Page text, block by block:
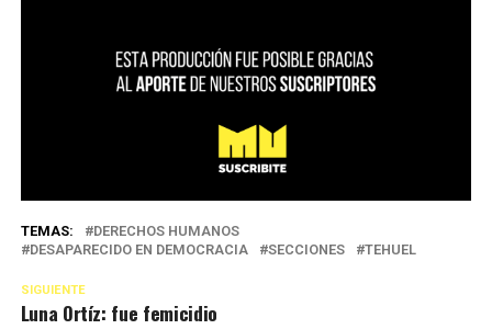
TEMAS:
DERECHOS HUMANOS
DESAPARECIDO EN DEMOCRACIA
SECCIONES TEHUEL
SIGUIENTE
Luna Ortíz: fue femicidio